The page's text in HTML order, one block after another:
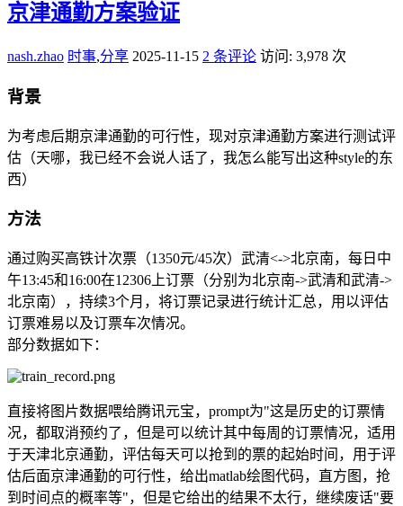
京津通勤方案验证
nash.zhao 时事,分享 2025-11-15 2 条评论 访问: 3,978 次
背景
为考虑后期京津通勤的可行性，现对京津通勤方案进行测试评
估（天哪，我已经不会说人话了，我怎么能写出这种style的东
西）
方法
通过购买高铁计次票（1350元/45次）武清<->北京南，每日中
午13:45和16:00在12306上订票（分别为北京南->武清和武清->
北京南），持续3个月，将订票记录进行统计汇总，用以评估
订票难易以及订票车次情况。
部分数据如下：
直接将图片数据喂给腾讯元宝，prompt为"这是历史的订票情
况，都取消预约了，但是可以统计其中每周的订票情况，适用
于天津北京通勤，评估每天可以抢到的票的起始时间，用于评
估后面京津通勤的可行性，给出matlab绘图代码，直方图，抢
到时间点的概率等"，但是它给出的结果不太行，继续废话"要